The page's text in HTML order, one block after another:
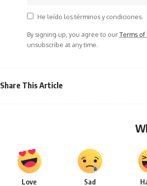
He leído los términos y condiciones.
By signing up, you agree to ourTerms of
unsubscribe at any time.
Share This Article
Love Sad